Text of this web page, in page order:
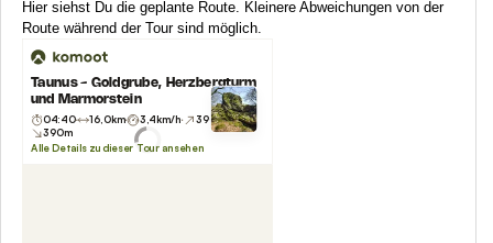
Hier siehst Du die geplante Route. Kleinere Abweichungen von der
Route während der Tour sind möglich.